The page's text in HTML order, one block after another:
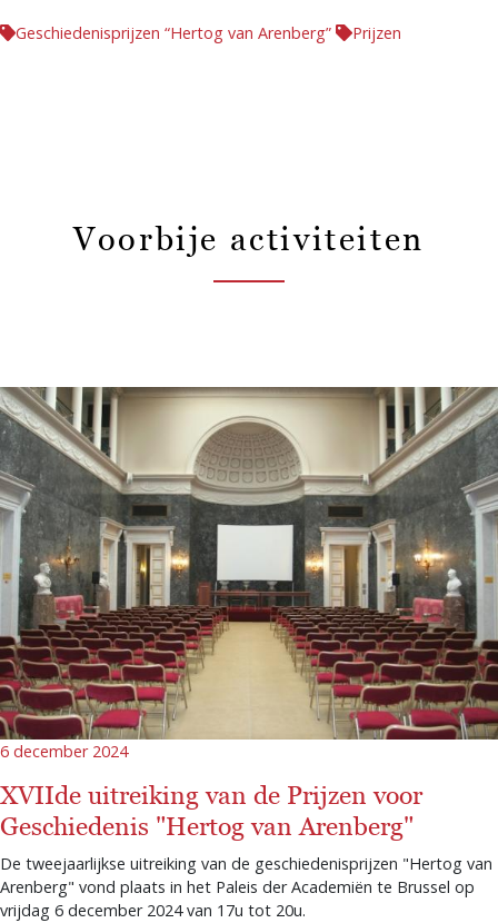
Geschiedenisprijzen “Hertog van Arenberg”
Prijzen
Voorbije activiteiten
6 december 2024
XVIIde uitreiking van de Prijzen voor
Geschiedenis "Hertog van Arenberg"
De tweejaarlijkse uitreiking van de geschiedenisprijzen "Hertog van
Arenberg" vond plaats in het Paleis der Academiën te Brussel op
vrijdag 6 december 2024 van 17u tot 20u.